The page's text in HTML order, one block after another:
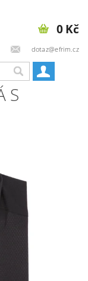
dotaz@efrim.cz
0 Kč
S